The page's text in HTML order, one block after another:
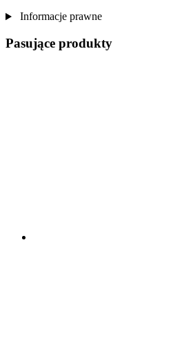
Informacje prawne
Pasujące produkty